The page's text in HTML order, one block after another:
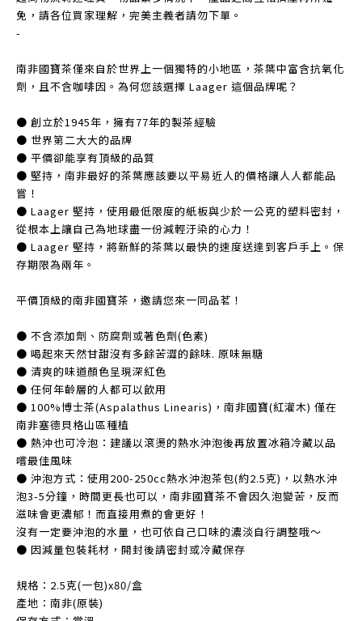
免，請各位買家理解，完美主義者請勿下單。
-
南非國寶茶僅來自於世界上一個獨特的小地區，茶葉中富含抗氧化
劑，且不含咖啡因。為何您該選擇 Laager 這個品牌呢？
● 創立於1945年，擁有77年的製茶經驗
● 世界第二大大的品牌
● 平價卻能享有頂級的品質
● 堅持，南非最好的茶葉應該要以平易近人的價格讓人人都能品
嘗！
● Laager 堅持，使用最低限度的紙板與少於一公克的塑料密封，
從根本上讓自己為地球盡一份減輕汙染的心力！
● Laager 堅持，將新鮮的茶葉以最快的速度送達到客戶手上。保
存期限為兩年。
平價頂級的南非國寶茶，邀請您來一同品茗！
● 不含添加劑、防腐劑或著色劑(色素)
● 喝起來天然甘甜沒有多餘苦澀的餘味. 原味無糖
● 清爽的味道顏色呈現深紅色
● 任何年齡層的人都可以飲用
● 100%博士茶(Aspalathus Linearis)，南非國寶(紅灌木) 僅在
南非塞德貝格山區種植
● 熱沖也可冷泡：建議以滾燙的熱水沖泡後再放置冰箱冷藏以品
嚐最佳風味
● 沖泡方式：使用200-250cc熱水沖泡茶包(約2.5克)，以熱水沖
泡3-5分鐘，時間更長也可以，南非國寶茶不會因久泡變苦，反而
滋味會更濃郁！而直接用煮的會更好！
沒有一定要沖泡的水量，也可依自己口味的濃淡自行調整哦～
● 因減量包裝耗材，開封後請密封或冷藏保存
規格：2.5克(一包)x80/盒
產地：南非(原裝)